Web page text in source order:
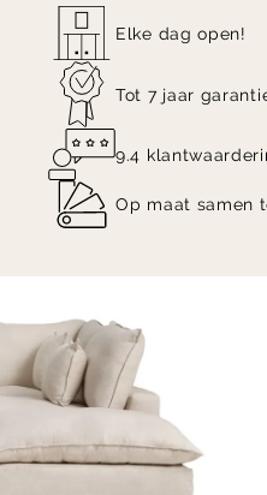
Elke dag open!
Tot 7 jaar
9.4
Op maat samen
Item
5